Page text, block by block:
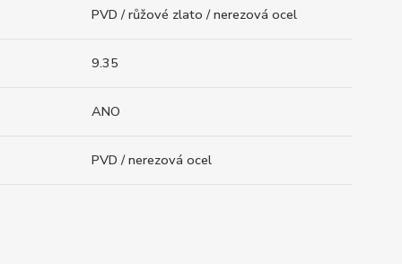
PVD / růžové zlato / nerezová ocel
9.35
ANO
PVD / nerezová ocel